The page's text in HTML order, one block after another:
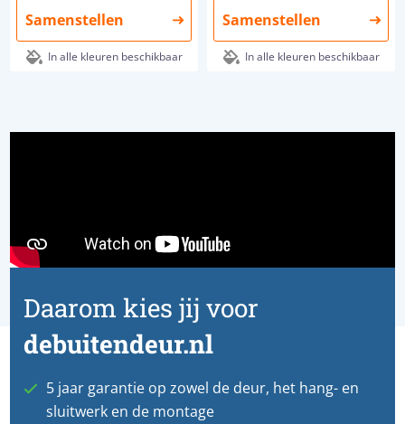
Samenstellen
In alle kleuren beschikbaar
Samenstellen
In alle kleuren beschikbaar
Daarom kies jij voor
debuitendeur.nl
5 jaar garantie op zowel de deur, het hang- en
sluitwerk en de montage